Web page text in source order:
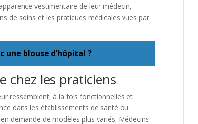
vestimentaire de leur médecin,
de soins et les pratiques médicales vues par
une blouse d’hôpital ?
chez les praticiens
ressemblent, à la fois fonctionnelles et
dans les établissements de santé ou
demande de modèles plus variés. Médecins